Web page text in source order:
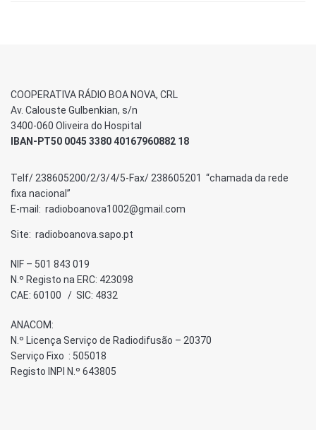
COOPERATIVA RÁDIO BOA NOVA, CRL
Av. Calouste Gulbenkian, s/n
3400-060 Oliveira do Hospital
IBAN-PT50 0045 3380 40167960882 18
Telf/ 238605200/2/3/4/5-Fax/ 238605201 “chamada da rede
fixa nacional”
E-mail: radioboanova1002@gmail.com
Site: radioboanova.sapo.pt
NIF – 501 843 019
N.º Registo na ERC: 423098
CAE: 60100 / SIC: 4832
ANACOM:
N.º Licença Serviço de Radiodifusão – 20370
Serviço Fixo : 505018
Registo INPI N.º 643805